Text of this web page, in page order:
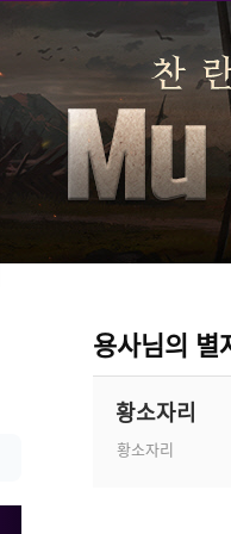
용사님의 별
황소자리
황소자리